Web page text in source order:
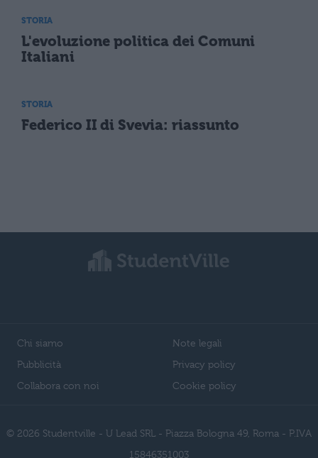
STORIA
L'evoluzione politica dei Comuni
Italiani
STORIA
Federico II di Svevia: riassunto
Chi siamo
Pubblicità
Collabora con noi
Note legali
Privacy policy
Cookie policy
© 2026 Studentville - U Lead SRL - Piazza Bologna 49, Roma - P.IVA
15846351003